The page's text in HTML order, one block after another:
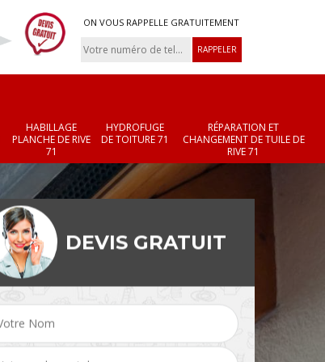
ON VOUS RAPPELLE GRATUITEMENT
HABILLAGE
PLANCHE DE RIVE
71
HYDROFUGE
DE TOITURE 71
RÉPARATION ET
CHANGEMENT DE TUILE DE
RIVE 71
Changement de velux
71
Réparation et
changement de
et faîtage 71
DEVIS GRATUIT